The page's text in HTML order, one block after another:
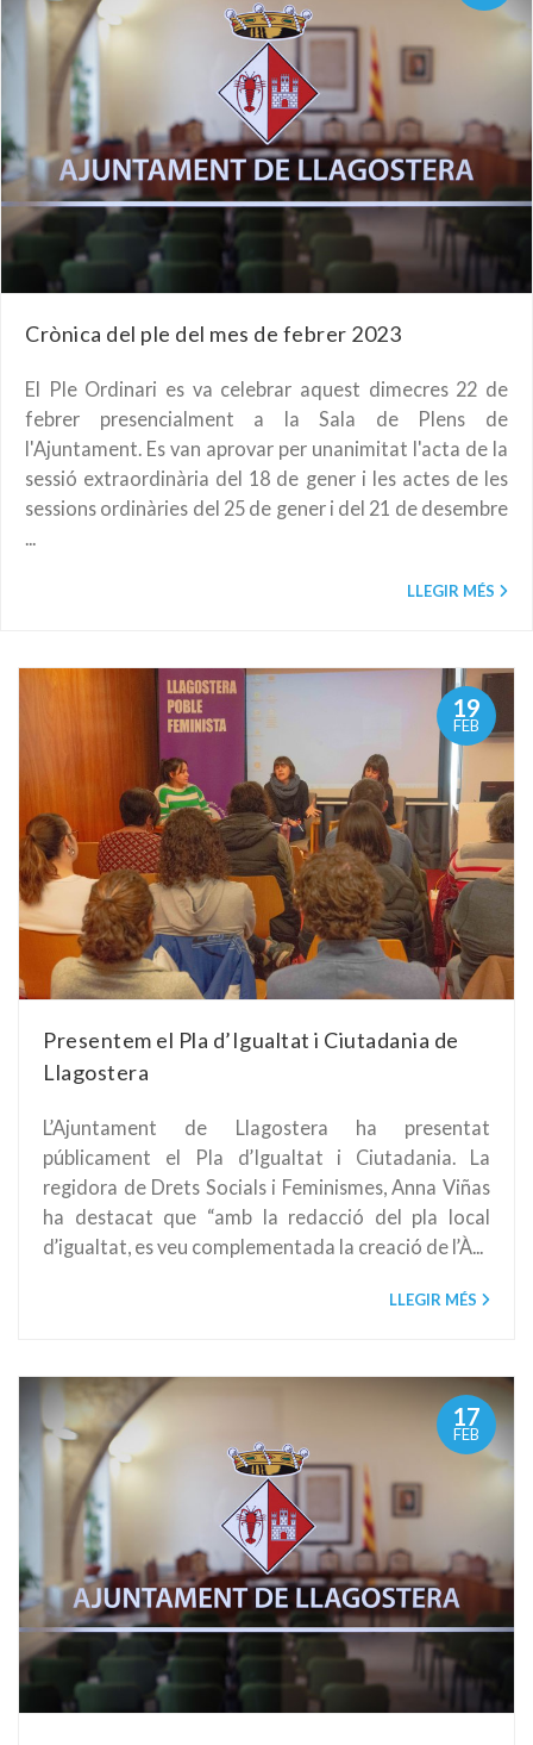
Crònica del ple del mes de febrer 2023
El Ple Ordinari es va celebrar aquest dimecres 22 de
febrer presencialment a la Sala de Plens de
l'Ajuntament. Es van aprovar per unanimitat l'acta de la
sessió extraordinària del 18 de gener i les actes de les
sessions ordinàries del 25 de gener i del 21 de desembre
...
LLEGIR MÉS
19
FEB
Presentem el Pla d’Igualtat i Ciutadania de
Llagostera
L’Ajuntament de Llagostera ha presentat
públicament el Pla d’Igualtat i Ciutadania. La
regidora de Drets Socials i Feminismes, Anna Viñas
ha destacat que “amb la redacció del pla local
d’igualtat, es veu complementada la creació de l’À...
LLEGIR MÉS
17
FEB